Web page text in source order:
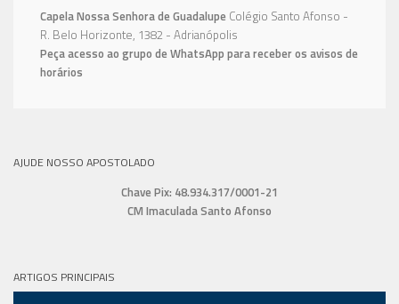
Capela Nossa Senhora de Guadalupe Colégio Santo Afonso -
R. Belo Horizonte, 1382 - Adrianópolis
Peça acesso ao grupo de WhatsApp para receber os avisos de
horários
AJUDE NOSSO APOSTOLADO
Chave Pix: 48.934.317/0001-21
CM Imaculada Santo Afonso
ARTIGOS PRINCIPAIS